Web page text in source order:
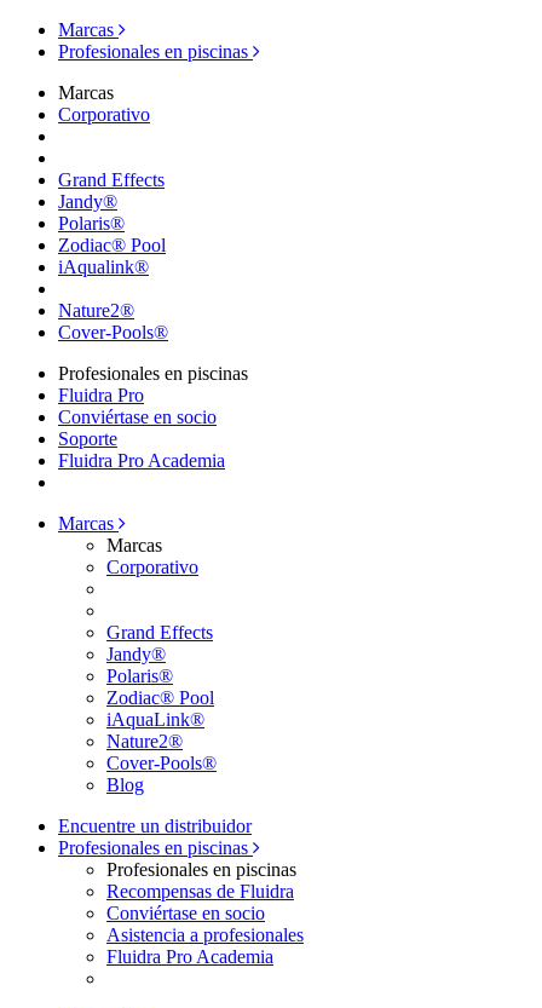
Marcas
Profesionales en piscinas
Marcas
Corporativo
Grand Effects
Jandy®
Polaris®
Zodiac® Pool
iAqualink®
Nature2®
Cover-Pools®
Profesionales en piscinas
Fluidra Pro
Conviértase en socio
Soporte
Fluidra Pro Academia
Marcas
Marcas
Corporativo
Grand Effects
Jandy®
Polaris®
Zodiac® Pool
iAquaLink®
Nature2®
Cover-Pools®
Blog
Encuentre un distribuidor
Profesionales en piscinas
Profesionales en piscinas
Recompensas de Fluidra
Conviértase en socio
Asistencia a profesionales
Fluidra Pro Academia